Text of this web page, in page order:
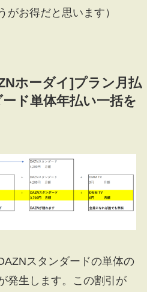
がお得だと思います）
ホーダイ]プラン月払
ド単体年払い一括を
スタンダードの単体の
発生します。この割引が